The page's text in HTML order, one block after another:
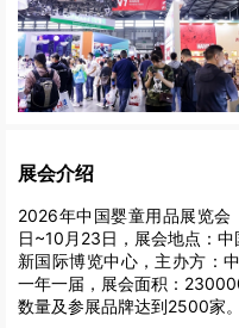
展会介绍
2026年中国婴童用品展览会
日~10月23日，展会地点：
新国际博览中心，主办方：
一年一届，展会面积：
数量及参展品牌达到2500家。